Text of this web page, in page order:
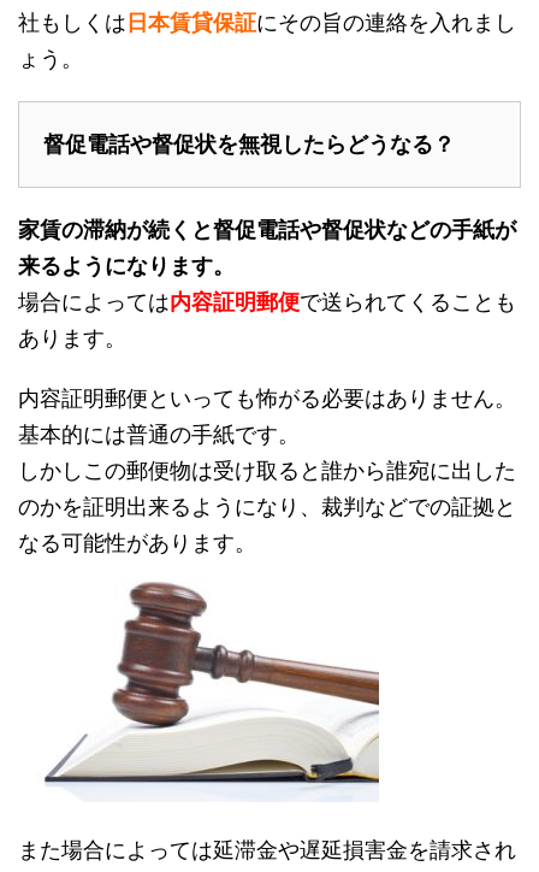
社もしくは 日本賃貸保証にその旨の連絡を入れまし
ょう。
督促電話や督促状を無視したらどうなる？
家賃の滞納が続くと督促電話や督促状などの手紙が
来るようになります。
場合によっては内容証明郵便で送られてくることも
あります。
内容証明郵便といっても怖がる必要はありません。
基本的には普通の手紙です。
しかしこの郵便物は受け取ると誰から誰宛に出した
のかを証明出来るようになり、裁判などでの証拠と
なる可能性があります。
また場合によっては延滞金や遅延損害金を請求され